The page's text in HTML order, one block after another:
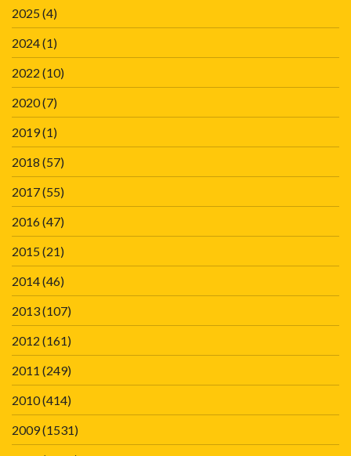
2025(4)
2024(1)
2022 (10)
2020(7)
2019(1)
2018 (57)
2017(55)
2016(47)
2015(21)
2014(46)
2013(107)
2012 (161)
2011 (249)
2010(414)
2009(1531)